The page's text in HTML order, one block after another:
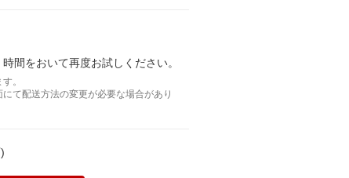
間をおいて再度お試しください。
。
て配送方法の変更が必要な場合があり